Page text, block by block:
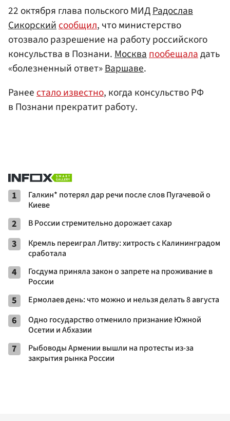
22 октября глава польского МИДРадослав
Сикорскийсообщил, что министерство
отозвало разрешение на работу российского
консульства в Познани.Москвапообещаладать
«болезненный ответ»Варшаве.
Ранеестало известно, когда консульство РФ
в Познани прекратит работу.
1
Галкин* потерял дар речи после слов Пугачевой о
Киеве
2 В России стремительно дорожает сахар
3
Кремль переиграл Литву: хитрость с Калининградом
сработала
4
Госдума приняла закон о запрете на проживание в
России
5 Ермолаев день: что можно и нельзя делать 8 августа
6
Одно государство отменило признание Южной
Осетии и Абхазии
7
Рыбоводы Армении вышли на протесты из-за
закрытия рынка России